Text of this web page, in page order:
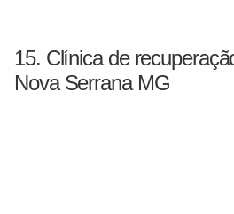
15. Clínica de
Nova Serrana MG